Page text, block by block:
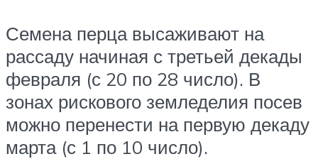
Семена перца высаживают на
рассаду начиная с третьей декады
февраля (с 20 по 28 число). В
зонах рискового земледелия посев
можно перенести на первую декаду
марта (с 1 по 10 число).